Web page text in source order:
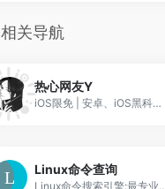
相关导航
热心网友Y
iOS限免 | 安卓、iOS黑科技 | 玩机教程 | 网球规则 | 圈X脚本 | 捷径分享。
Linux命令查询
Linux命令搜索引擎:最专业的Linux